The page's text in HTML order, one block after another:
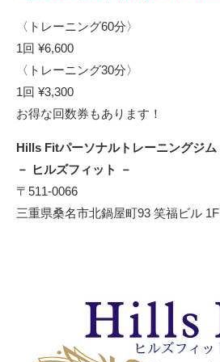
〈トレーニング60分〉
1回 ¥6,600
〈トレーニング30分〉
1回 ¥3,300
お得な回数券もあります！
Hills Fitパーソナルトレーニングジム
－ ヒルズフィット －
〒511-0066
三重県桑名市北鍋屋町93 笑福ビル 1F